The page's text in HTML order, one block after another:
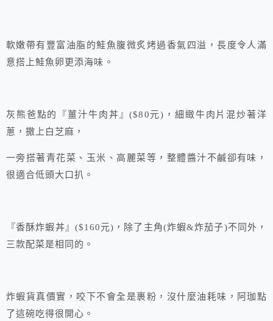
軟嫩帶有豐富油脂的鮭魚腹微炙烤過香氣四溢，長度令人滿
意搭上鮭魚卵更添海味。
灰熊爸點的『薑汁牛肉丼』($80元)，細緻牛肉片混炒著洋
蔥，撒上白芝麻，
一旁搭著青花菜、玉米、高麗菜等，整體醬汁不鹹卻有味，
很適合低頭大口扒。
『香酥炸蝦丼』($160元)，除了主角(炸蝦&炸茄子)不同外，
三款配菜是相同的。
炸蝦貨真價實，咬下不會全是裹粉，沒什麼油耗味，阿珈點
了這碗吃得很開心。